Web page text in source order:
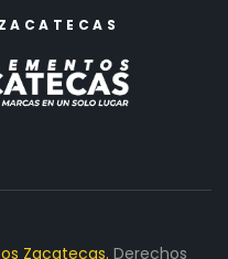
Zacatecas. Derechos